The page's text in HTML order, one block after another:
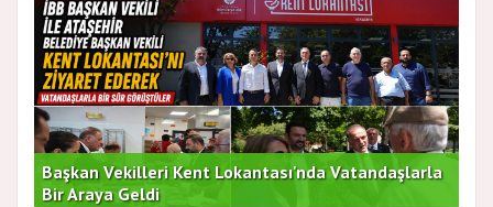
Başkan Vekilleri Kent Lokantası'nda Vatandaşlarla
Bir Araya Geldi